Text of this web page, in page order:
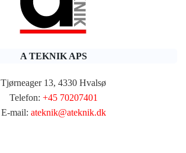
A TEKNIK APS
Tjørneager 13, 4330 Hvalsø
Telefon: +45 70207401
E-mail: ateknik@ateknik.dk